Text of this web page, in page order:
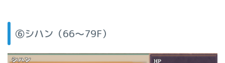
⑥シハン（66〜79F）